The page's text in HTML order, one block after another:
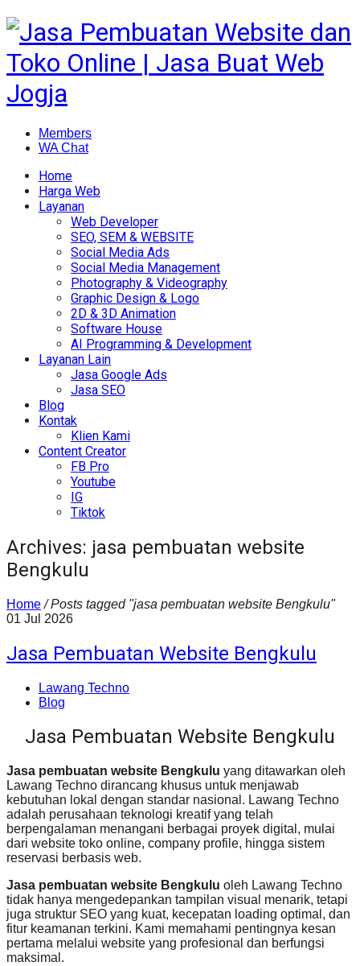
Members
WA Chat
Home
Harga Web
Layanan
Web Developer
SEO, SEM & WEBSITE
Social Media Ads
Social Media Management
Photography & Videography
Graphic Design & Logo
2D & 3D Animation
Software House
AI Programming & Development
Layanan Lain
Jasa Google Ads
Jasa SEO
Blog
Kontak
Klien Kami
Content Creator
FB Pro
Youtube
IG
Tiktok
Archives: jasa pembuatan website
Bengkulu
Home / Posts tagged "jasa pembuatan website Bengkulu"
01 Jul 2026
Jasa Pembuatan Website Bengkulu
Lawang Techno
Blog
Jasa Pembuatan Website Bengkulu
Jasa pembuatan website Bengkulu yang ditawarkan oleh
Lawang Techno dirancang khusus untuk menjawab
kebutuhan lokal dengan standar nasional. Lawang Techno
adalah perusahaan teknologi kreatif yang telah
berpengalaman menangani berbagai proyek digital, mulai
dari website toko online, company profile, hingga sistem
reservasi berbasis web.
Jasa pembuatan website Bengkulu oleh Lawang Techno
tidak hanya mengedepankan tampilan visual menarik, tetapi
juga struktur SEO yang kuat, kecepatan loading optimal, dan
fitur keamanan terkini. Kami memahami pentingnya kesan
pertama melalui website yang profesional dan berfungsi
maksimal.